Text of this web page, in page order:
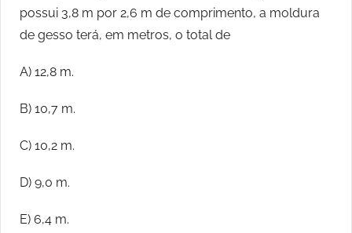
possui 3,8 m por 2,6 m de comprimento, a moldura
de gesso terá, em metros, o total de
A) 12,8 m.
B) 10,7 m.
C) 10,2 m.
D) 9,0 m.
E) 6,4 m.